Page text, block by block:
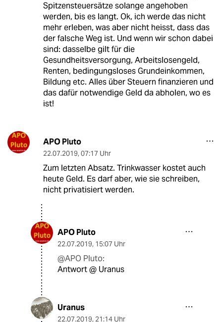
Spitzensteuersätze solange angehoben
werden, bis es langt. Ok, ich werde das nicht
mehr erleben, was aber nicht heisst, dass das
der falsche Weg ist. Und wenn wir schon dabei
sind: dasselbe gilt für die
Gesundheitsversorgung, Arbeitslosengeld,
Renten, bedingungsloses Grundeinkommen,
Bildung etc. Alles über Steuern finanzieren und
das dafür notwendige Geld da abholen, wo es
ist!
APO Pluto
22.07.2019, 07:17 Uhr
Zum letzten Absatz. Trinkwasser kostet auch
heute Geld. Es darf aber, wie sie schreiben,
nicht privatisiert werden.
APO Pluto
22.07.2019, 15:07 Uhr
@APO Pluto:
Antwort @ Uranus
Uranus
22.07.2019, 21:14 Uhr